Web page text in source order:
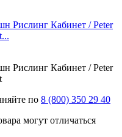
Рислинг Кабинет / Peter
Рислинг Кабинет / Peter
по 8 (800) 350 29 40
могут отличаться